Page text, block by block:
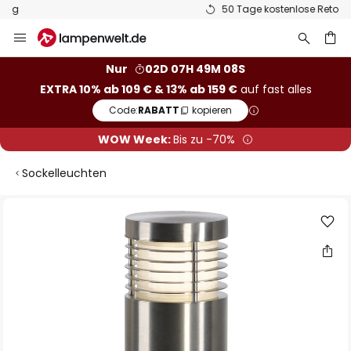
50 Tage kostenlose Retoure
Inhalt
Nur
02D 07H 49M 07S
EXTRA 10% ab 109 € & 13% ab 159 €auf fast alles
Code:RABATT kopieren
WOW Week:Bis zu -70%
Sockelleuchten